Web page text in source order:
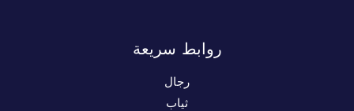
روابط سريعة
رجال
ثياب